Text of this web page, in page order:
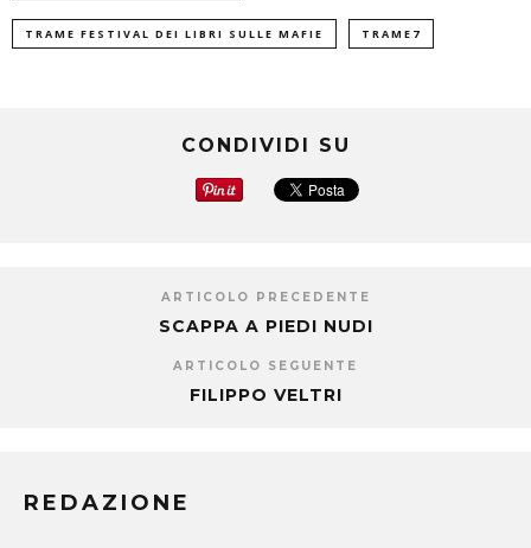
TRAME FESTIVAL DEI LIBRI SULLE MAFIE TRAME7
CONDIVIDI SU
ARTICOLO PRECEDENTE
SCAPPA A PIEDI NUDI
ARTICOLO SEGUENTE
FILIPPO VELTRI
REDAZIONE